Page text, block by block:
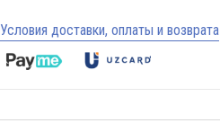
Условия доставки, оплаты и возврата